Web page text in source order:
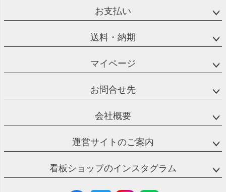
お支払い
送料・納期
マイページ
お問合せ先
会社概要
運営サイトのご案内
看板ショップのインスタグラム